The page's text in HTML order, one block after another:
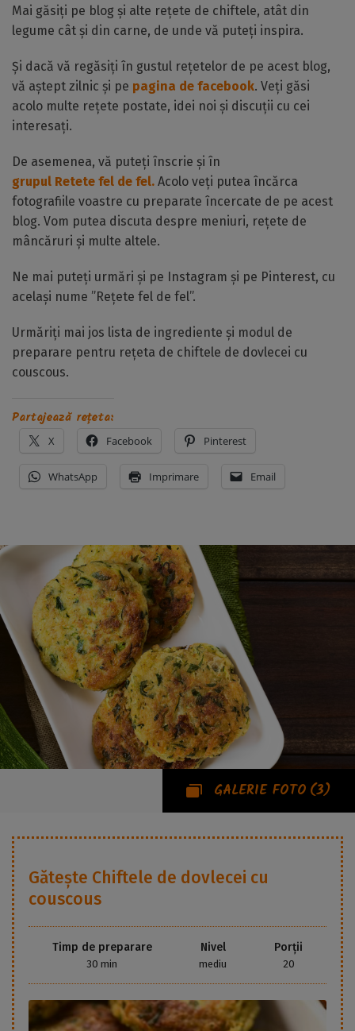
Mai găsiți pe blog și alte rețete de chiftele, atât din
legume cât și din carne, de unde vă puteți inspira.
Și dacă vă regăsiți în gustul rețetelor de pe acest blog,
vă aștept zilnic și pe pagina de facebook. Veți găsi
acolo multe rețete postate, idei noi și discuții cu cei
interesați.
De asemenea, vă puteți înscrie și în
grupul Retete fel de fel. Acolo veți putea încărca
fotografiile voastre cu preparate încercate de pe acest
blog. Vom putea discuta despre meniuri, rețete de
mâncăruri și multe altele.
Ne mai puteți urmări și pe Instagram și pe Pinterest, cu
același nume ”Rețete fel de fel”.
Urmăriți mai jos lista de ingrediente și modul de
preparare pentru rețeta de chiftele de dovlecei cu
couscous.
Partajează rețeta:
X Facebook Pinterest
WhatsApp Imprimare Email
GALERIE FOTO (3)
Gătește Chiftele de dovlecei cu
couscous
Timp de preparare
30 min
Nivel
mediu
Porții
20